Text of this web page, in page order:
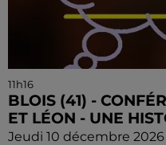
11h16
BLOIS (41) -
ET LÉON - UNE
Jeudi 10 décembre